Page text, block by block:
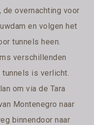
de overnachting voor
en volgen het
tunnels heen.
verschillenden
tunnels is verlicht.
om via de Tara
Montenegro naar
binnendoor naar